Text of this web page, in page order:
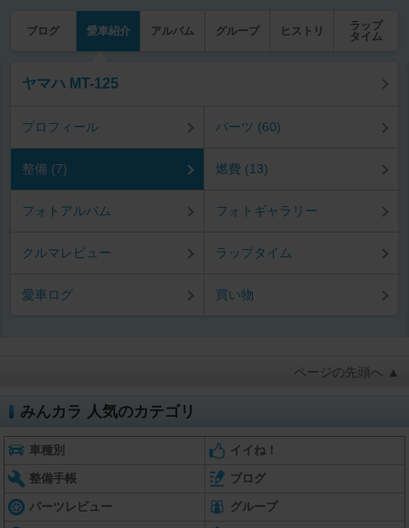
ブログ 愛車紹介 アルバム グループ ヒストリ
ラップ
タイム
ヤマハ MT-125
プロフィール パーツ (60)
整備 (7) 燃費 (13)
フォトアルバム フォトギャラリー
クルマレビュー ラップタイム
愛車ログ 買い物
ページの先頭へ ▲
みんカラ 人気のカテゴリ
車種別 イイね！
整備手帳 ブログ
パーツレビュー グループ